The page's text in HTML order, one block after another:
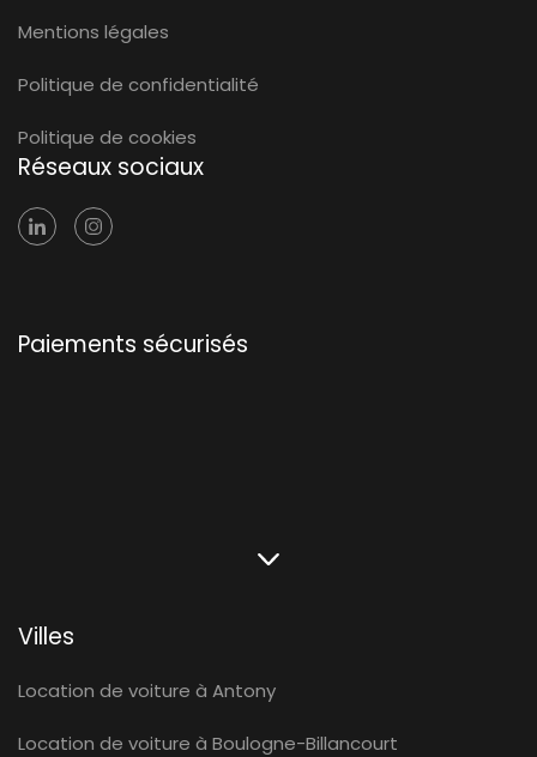
Mentions légales
Politique de confidentialité
Politique de cookies
Réseaux sociaux
Paiements sécurisés
Villes
Location de voiture à Antony
Location de voiture à Boulogne-Billancourt